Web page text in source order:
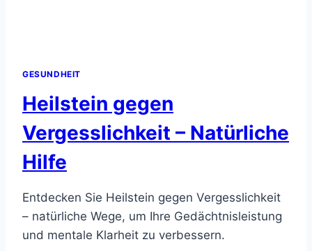
GESUNDHEIT
Heilstein gegen
Vergesslichkeit – Natürliche
Hilfe
Entdecken Sie Heilstein gegen Vergesslichkeit
– natürliche Wege, um Ihre Gedächtnisleistung
und mentale Klarheit zu verbessern.